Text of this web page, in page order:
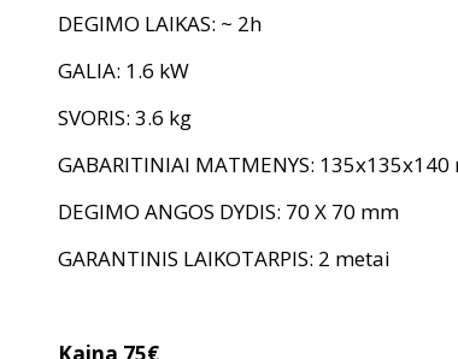
DEGIMO LAIKAS: ~ 2h
GALIA: 1.6 kW
SVORIS: 3.6 kg
GABARITINIAI MATMENYS:
DEGIMO ANGOS DYDIS: 70 X 70 mm
GARANTINIS LAIKOTARPIS: 2 metai